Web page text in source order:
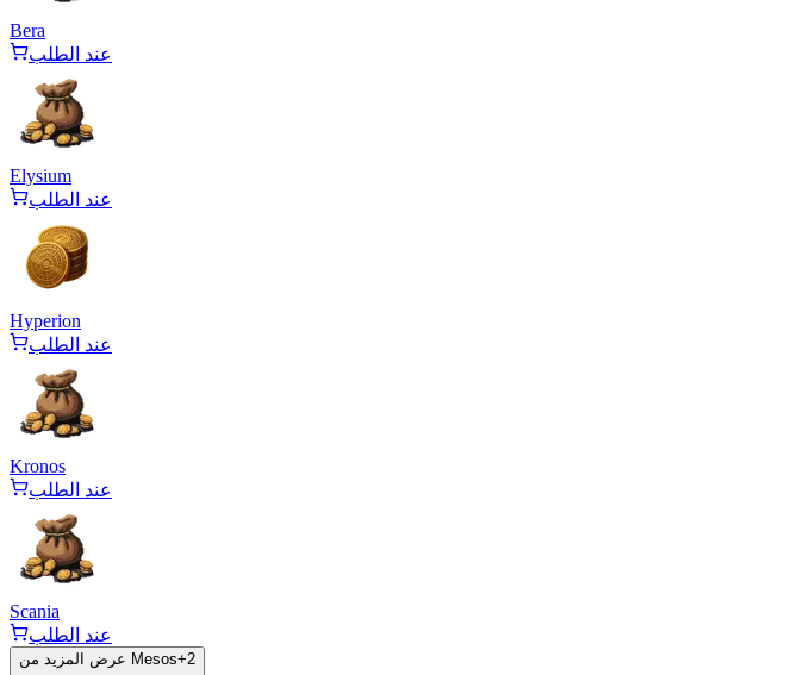
Bera
عند الطلب
Elysium
عند الطلب
Hyperion
عند الطلب
Kronos
عند الطلب
Scania
عند الطلب
عرض المزيد من Mesos+2